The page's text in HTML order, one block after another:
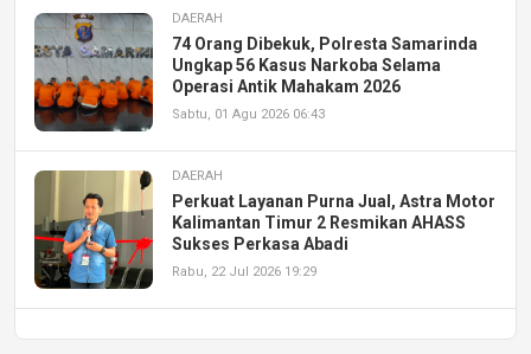
DAERAH
74 Orang Dibekuk, Polresta Samarinda
Ungkap 56 Kasus Narkoba Selama
Operasi Antik Mahakam 2026
Sabtu, 01 Agu 2026 06:43
DAERAH
Perkuat Layanan Purna Jual, Astra Motor
Kalimantan Timur 2 Resmikan AHASS
Sukses Perkasa Abadi
Rabu, 22 Jul 2026 19:29